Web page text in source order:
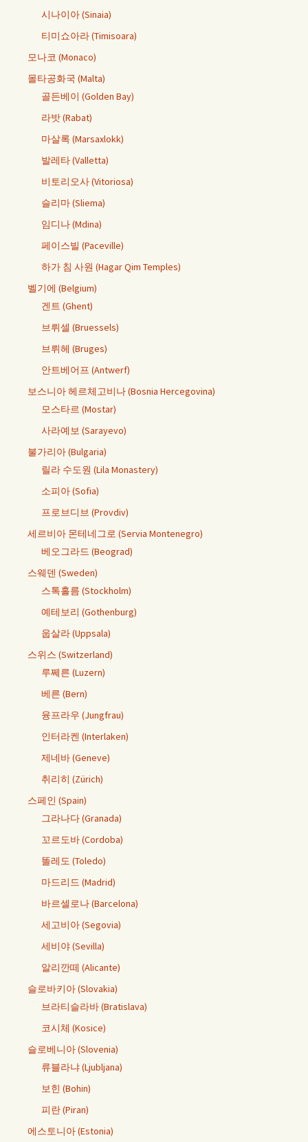
시나이아 (Sinaia)
티미쇼아라 (Timisoara)
모나코 (Monaco)
몰타공화국 (Malta)
골든베이 (Golden Bay)
라밧 (Rabat)
마살록 (Marsaxlokk)
발레타 (Valletta)
비토리오사 (Vitoriosa)
슬리마 (Sliema)
임디나 (Mdina)
페이스빌 (Paceville)
하가 침 사원 (Hagar Qim Temples)
벨기에 (Belgium)
겐트 (Ghent)
브뤼셀 (Bruessels)
브뤼헤 (Bruges)
안트베어프 (Antwerf)
보스니아 헤르체고비나 (Bosnia Hercegovina)
모스타르 (Mostar)
사라예보 (Sarayevo)
불가리아 (Bulgaria)
릴라 수도원 (Lila Monastery)
소피아 (Sofia)
프로브디브 (Provdiv)
세르비아 몬테네그로 (Servia Montenegro)
베오그라드 (Beograd)
스웨덴 (Sweden)
스톡홀름 (Stockholm)
예테보리 (Gothenburg)
웁살라 (Uppsala)
스위스 (Switzerland)
루쩨른 (Luzern)
베른 (Bern)
융프라우 (Jungfrau)
인터라켄 (Interlaken)
제네바 (Geneve)
취리히 (Zürich)
스페인 (Spain)
그라나다 (Granada)
꼬르도바 (Cordoba)
똘레도 (Toledo)
마드리드 (Madrid)
바르셀로나 (Barcelona)
세고비아 (Segovia)
세비야 (Sevilla)
알리깐떼 (Alicante)
슬로바키아 (Slovakia)
브라티슬라바 (Bratislava)
코시체 (Kosice)
슬로베니아 (Slovenia)
류블라냐 (Ljubljana)
보힌 (Bohin)
피란 (Piran)
에스토니아 (Estonia)